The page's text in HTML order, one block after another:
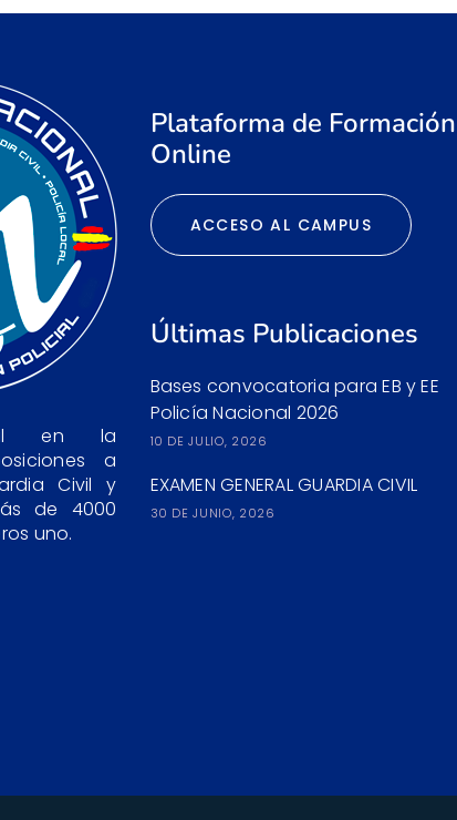
en la
a
Civil y
de 4000
uno.
Plataforma de Formación
Online
ACCESO AL CAMPUS
Últimas Publicaciones
Bases convocatoria para EB y EE
Policía Nacional 2026
10 DE JULIO, 2026
EXAMEN GENERAL GUARDIA CIVIL
30 DE JUNIO, 2026